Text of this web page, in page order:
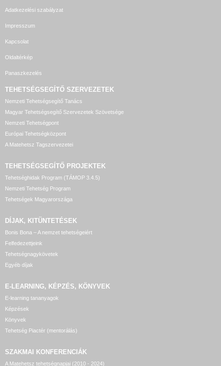
Adatkezelési szabályzat
Impresszum
Kapcsolat
Oldaltérkép
Panaszkezelés
TEHETSÉGSEGÍTŐ SZERVEZETEK
Nemzeti Tehetségsegítő Tanács
Magyar Tehetségsegítő Szervezetek Szövetsége
Nemzeti Tehetségpont
Európai Tehetségközpont
A Matehetsz Tagszervezetei
TEHETSÉGSEGÍTŐ PROJEKTEK
Tehetséghidak Program (TÁMOP 3.4.5)
Nemzeti Tehetség Program
Tehetségek Magyarországa
DÍJAK, KITÜNTETÉSEK
Bonis Bona – A nemzet tehetségeiért
Felfedezettjeink
Tehetségnagykövetek
Egyéb díjak
E-LEARNING, KÉPZÉS, KÖNYVEK
E-learning tananyagok
Képzések
Könyvek
Tehetség Piactér (mentorálás)
SZAKMAI KONFERENCIÁK
A Matehetsz tehetségnapjai (2010 - 2024)